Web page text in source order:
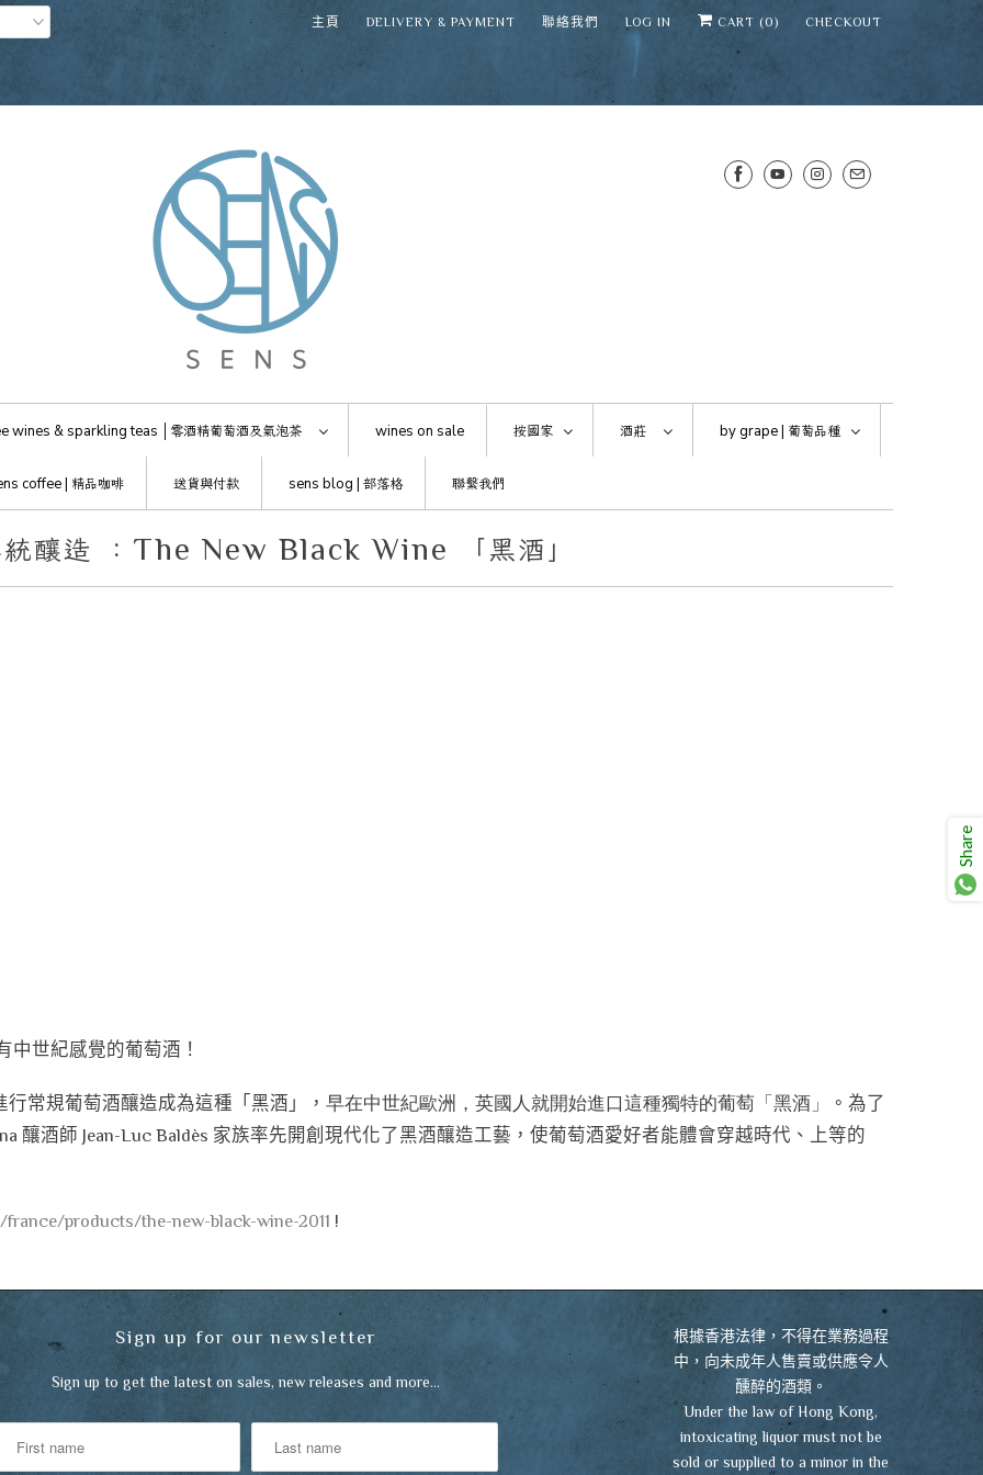
主頁 DELIVERY & PAYMENT 聯絡我們 LOG IN CART (0) CHECKOUT
wines & sparkling teas │ 零酒精葡萄酒及氣泡茶 wines on sale 按國家 酒莊 by grape | 葡萄品種
coffee | 精品咖啡 送貨與付款 sens blog | 部落格 聯繫我們
釀造 ： The New Black Wine 「黑酒」
中世紀感覺的葡萄酒！
常規葡萄酒釀造成為這種「黑酒」， 早在中世紀歐洲，英國人就開始進口這種獨特的葡萄「黑酒」
。為了
釀酒師 Jean-Luc Baldès 家族率先開創現代化了黑酒釀造工藝，使葡萄酒愛好者能體會穿越時代、上等的
products/the-new-black-wine-2011 !
Sign up for our newsletter
Sign up to get the latest on sales, new releases and more…
根據香港法律，不得在業務過程
中，向未成年人售賣或供應令人
醺醉的酒類。
Under the law of Hong Kong,
intoxicating liquor must not be
sold or supplied to a minor in the
Mirai · Wine Advisor ⛶
Share